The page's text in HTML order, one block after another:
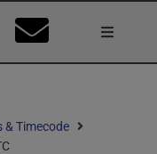
& Timecode